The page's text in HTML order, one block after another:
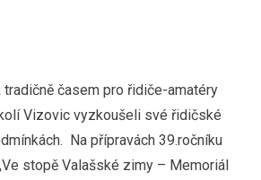
tradičně časem pro řidiče-amatéry
Vizovic vyzkoušeli své řidičské
Na přípravách 39.ročníku
stopě Valašské zimy – Memoriál